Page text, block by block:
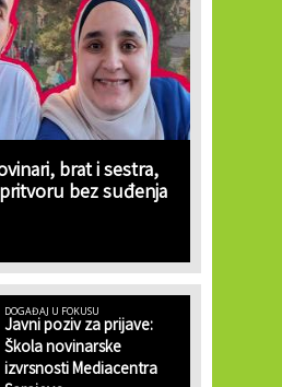
brat i sestra,
bez suđenja
DOGAĐAJ U FOKUSU
Javni poziv za prijave:
Škola novinarske
izvrsnosti Mediacentra